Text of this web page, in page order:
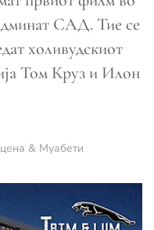
САД. Тие се
холивудскиот
Том Круз и Илон
& Муабети